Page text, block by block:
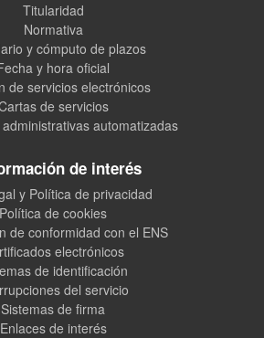
Titularidad
Normativa
y cómputo de plazos
y hora oficial
de servicios electrónicos
de servicios
automatizadas
de interés
y Política de privacidad
Política de cookies
de conformidad con el ENS
electrónicos
de identificación
del servicio
Sistemas de firma
Enlaces de interés